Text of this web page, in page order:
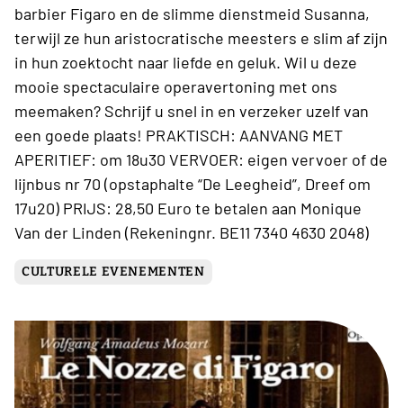
barbier Figaro en de slimme dienstmeid Susanna,
terwijl ze hun aristocratische meesters e slim af zijn
in hun zoektocht naar liefde en geluk. Wil u deze
mooie spectaculaire operavertoning met ons
meemaken? Schrijf u snel in en verzeker uzelf van
een goede plaats! PRAKTISCH: AANVANG MET
APERITIEF: om 18u30 VERVOER: eigen vervoer of de
lijnbus nr 70 (opstaphalte “De Leegheid”, Dreef om
17u20) PRIJS: 28,50 Euro te betalen aan Monique
Van der Linden (Rekeningnr. BE11 7340 4630 2048)
CULTURELE EVENEMENTEN